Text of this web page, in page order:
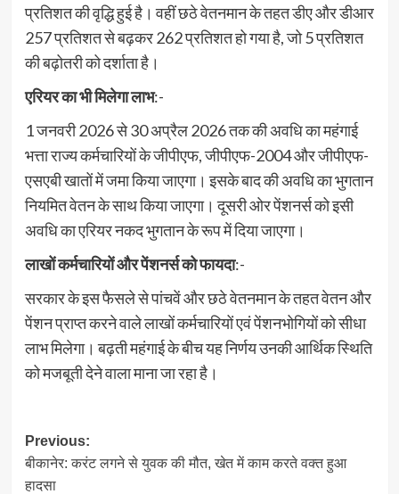
प्रतिशत की वृद्धि हुई है। वहीं छठे वेतनमान के तहत डीए और डीआर
257 प्रतिशत से बढ़कर 262 प्रतिशत हो गया है, जो 5 प्रतिशत
की बढ़ोतरी को दर्शाता है।
एरियर का भी मिलेगा लाभ:-
1 जनवरी 2026 से 30 अप्रैल 2026 तक की अवधि का महंगाई
भत्ता राज्य कर्मचारियों के जीपीएफ, जीपीएफ-2004 और जीपीएफ-
एसएबी खातों में जमा किया जाएगा। इसके बाद की अवधि का भुगतान
नियमित वेतन के साथ किया जाएगा। दूसरी ओर पेंशनर्स को इसी
अवधि का एरियर नकद भुगतान के रूप में दिया जाएगा।
लाखों कर्मचारियों और पेंशनर्स को फायदा:-
सरकार के इस फैसले से पांचवें और छठे वेतनमान के तहत वेतन और
पेंशन प्राप्त करने वाले लाखों कर्मचारियों एवं पेंशनभोगियों को सीधा
लाभ मिलेगा। बढ़ती महंगाई के बीच यह निर्णय उनकी आर्थिक स्थिति
को मजबूती देने वाला माना जा रहा है।
Post
navigation
Previous:
बीकानेर: करंट लगने से युवक की मौत, खेत में काम करते वक्त हुआ
हादसा